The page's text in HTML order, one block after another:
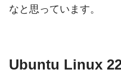
なと思っています。
Ubuntu Linux